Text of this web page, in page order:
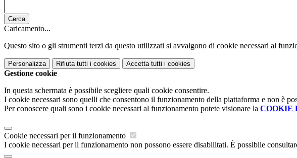
Cerca
Caricamento...
Questo sito o gli strumenti terzi da questo utilizzati si avvalgono di cookie necessari al
Personalizza Rifiuta tutti i cookies Accetta tutti i cookies
Gestione cookie
In questa schermata è possibile scegliere quali cookie consentire.
I cookie necessari sono quelli che consentono il funzionamento della piattaforma e non è
Per conoscere quali sono i cookie necessari al funzionamento potete visionare la COOKIE
Cookie necessari per il funzionamento
I cookie necessari per il funzionamento non possono essere disabilitati. È possibile